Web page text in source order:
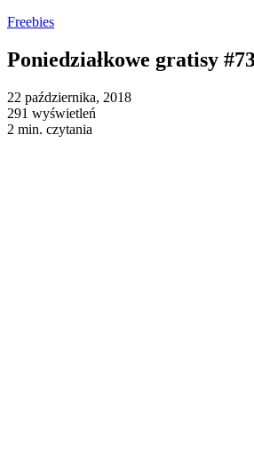
Freebies
Poniedziałkowe gratisy
22 października, 2018
291 wyświetleń
2 min. czytania